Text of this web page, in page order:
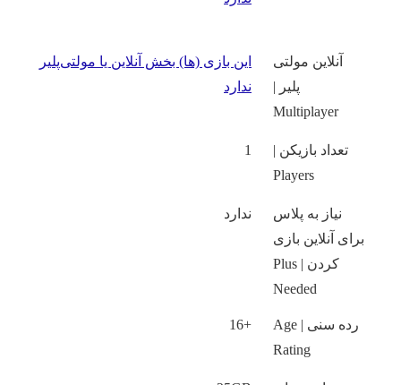
آنلاین مولتی
پلیر |
Multiplayer
این بازی‌ (ها) بخش آنلاین یا مولتی‌پلیر
ندارد
تعداد بازیکن |
Players
1
نیاز به پلاس
برای آنلاین بازی
کردن | Plus
Needed
ندارد
رده سنی | Age
Rating
+16